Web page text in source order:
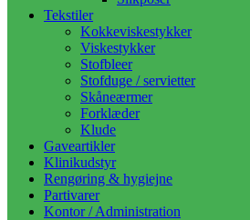
Tekstiler
Kokkeviskestykker
Viskestykker
Stofbleer
Stofduge / servietter
Skåneærmer
Forklæder
Klude
Gaveartikler
Klinikudstyr
Rengøring & hygiejne
Partivarer
Kontor / Administration